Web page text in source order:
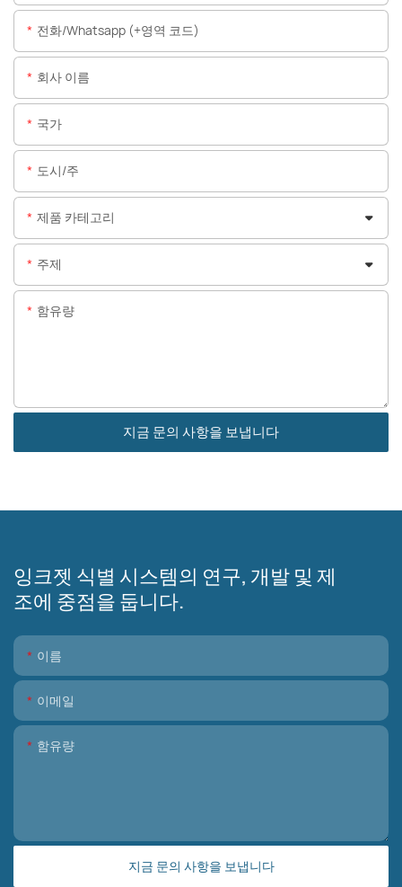
전화/whatsapp (+영역 코드)
회사 이름
국가
도시/주
제품 카테고리
주제
함유량
지금 문의 사항을 보냅니다
잉크젯 식별 시스템의 연구, 개발 및 제
조에 중점을 둡니다.
이름
이메일
함유량
지금 문의 사항을 보냅니다